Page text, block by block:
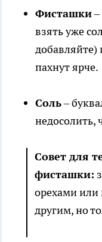
Фисташки
взять уже
пахнут ярче.
Соль–
недосолить,
Совет для
фисташки:
орехами или
другим, но